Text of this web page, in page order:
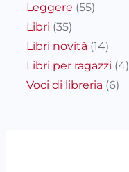
Leggere (55)
Libri (35)
Libri novità (14)
Libri per ragazzi (4)
Voci di libreria (6)